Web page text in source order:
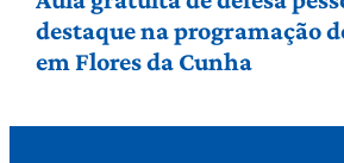
destaque na programação
em Flores da Cunha